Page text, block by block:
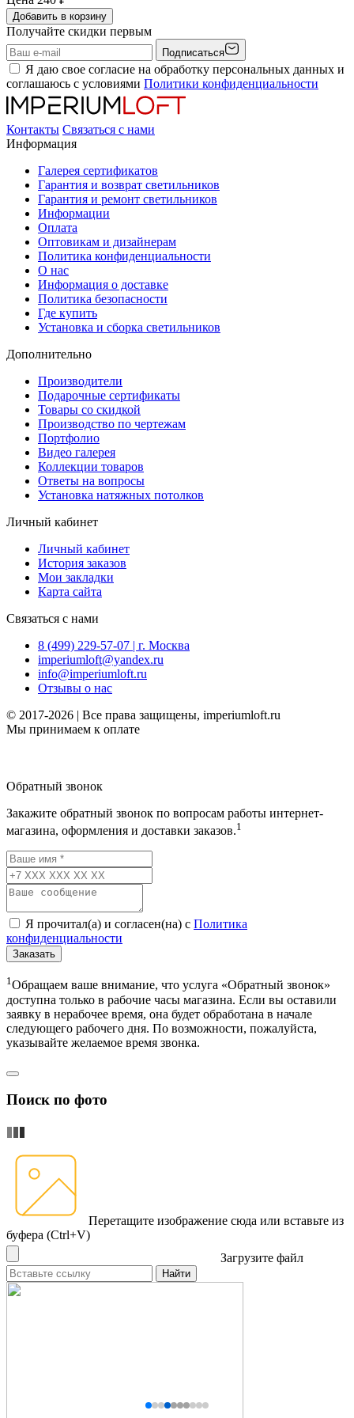
Добавить в корзину
Получайте скидки первым
Подписаться
Я даю свое согласие на обработку персональных данных и
соглашаюсь с условиями Политики конфиденциальности
Контакты Связаться с нами
Информация
Галерея сертификатов
Гарантия и возврат светильников
Гарантия и ремонт светильников
Информации
Оплата
Оптовикам и дизайнерам
Политика конфиденциальности
О нас
Информация о доставке
Политика безопасности
Где купить
Установка и сборка светильников
Дополнительно
Производители
Подарочные сертификаты
Товары со скидкой
Производство по чертежам
Портфолио
Видео галерея
Коллекции товаров
Ответы на вопросы
Установка натяжных потолков
Личный кабинет
Личный кабинет
История заказов
Мои закладки
Карта сайта
Связаться с нами
8 (499) 229-57-07 | г. Москва
imperiumloft@yandex.ru
info@imperiumloft.ru
Отзывы о нас
© 2017-2026 | Все права защищены, imperiumloft.ru
Мы принимаем к оплате
Обратный звонок
Закажите обратный звонок по вопросам работы интернет-
магазина, оформления и доставки заказов.1
Я прочитал(а) и согласен(на) с Политика
конфиденциальности
Заказать
1Обращаем ваше внимание, что услуга «Обратный звонок»
доступна только в рабочие часы магазина. Если вы оставили
заявку в нерабочее время, она будет обработана в начале
следующего рабочего дня. По возможности, пожалуйста,
указывайте желаемое время звонка.
Поиск по фото
Перетащите изображение сюда или вставьте из
буфера (Ctrl+V)
Загрузите файл
Найти